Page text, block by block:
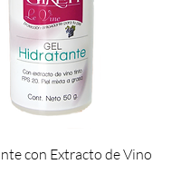
con Extracto de Vino